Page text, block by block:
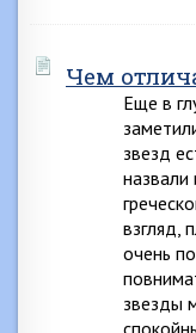
Чем
Еще в
звезд
назвали
взгляд,
очень
звезды